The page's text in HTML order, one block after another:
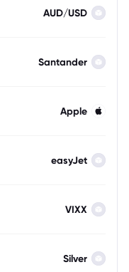
AUD/USD
Santander
Apple
easyJet
VIXX
Silver